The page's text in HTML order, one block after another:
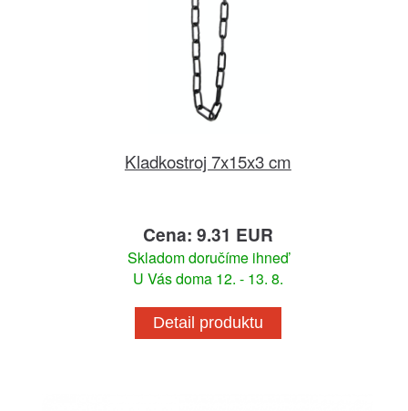
Kladkostroj 7x15x3 cm
Cena: 9.31 EUR
Skladom doručíme ihneď
U Vás doma 12. - 13. 8.
Detail produktu